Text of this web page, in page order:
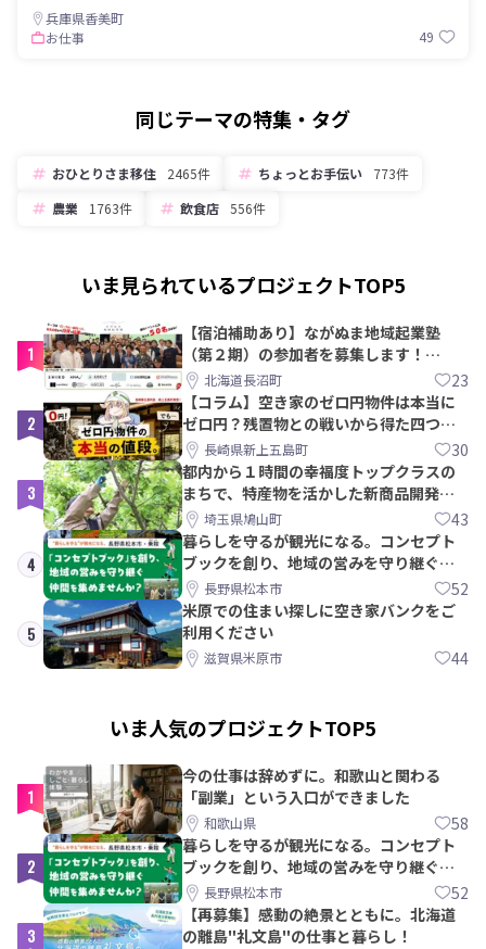
兵庫県香美町
お仕事
49
同じテーマの特集・タグ
おひとりさま移住 2465件 ちょっとお手伝い
773件
農業
1763件 飲食店 556件
いま見られているプロジェクトTOP5
1
【宿泊補助あり】ながぬま地域起業塾
（第２期）の参加者を募集します！
【8/21〆】
北海道長沼町 23
2
【コラム】空き家のゼロ円物件は本当に
ゼロ円？残置物との戦いから得た四つの
教訓｜新上五島町
長崎県新上五島町 30
3
都内から１時間の幸福度トップクラスの
まちで、特産物を活かした新商品開発＆
PRメンバー募集！
埼玉県鳩山町 43
4
暮らしを守るが観光になる。コンセプト
ブックを創り、地域の営みを守り継ぐ仲
間を集めませんか？
長野県松本市 52
5
米原での住まい探しに空き家バンクをご
利用ください
滋賀県米原市 44
いま人気のプロジェクトTOP5
1
今の仕事は辞めずに。和歌山と関わる
「副業」という入口ができました
和歌山県 58
2
暮らしを守るが観光になる。コンセプト
ブックを創り、地域の営みを守り継ぐ仲
間を集めませんか？
長野県松本市 52
3
【再募集】感動の絶景とともに。北海道
の離島"礼文島"の仕事と暮らし！